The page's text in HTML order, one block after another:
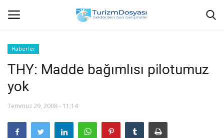
Anasayfa
Bize Ulaşın
Haberler
THY: Madde bağımlısı pilotumuz
yok
Temmuz 29, 2008 - 11:14